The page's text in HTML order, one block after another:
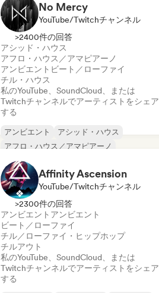
No Mercy
YouTube/Twitchチャンネル
>2400件の回答
アシッド・ハウス
アフロ・ハウス／アマピアーノ
アンビエント ビート／ローファイ
チル・ハウス
私のYouTube、SoundCloud、または
Twitchチャンネルでアーティストをシェア
する
アンビエント
アシッド・ハウス
アフロ・ハウス／アマピアーノ
ビート／ローファイ
ダンス・ミュージック
ディープ・ハウス
ドラム・アンド・ベース
Affinity Ascension
YouTube/Twitchチャンネル
>2300件の回答
アンビエント アンビエント
ビート／ローファイ
チル／ローファイ・ヒップホップ
チルアウト
私のYouTube、SoundCloud、または
Twitchチャンネルでアーティストをシェア
する